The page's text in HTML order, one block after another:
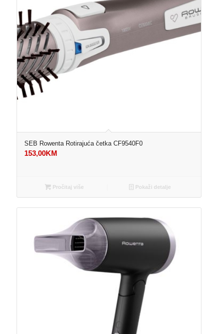
SEB Rowenta Rotirajuća četka CF9540F0
153,00KM
Pročitaj više Pokaži detalje